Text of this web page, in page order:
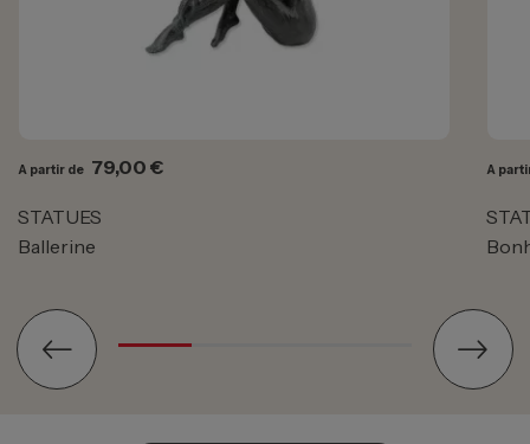
A partir de Prix
79,00 €
STATUES
Ballerine
A